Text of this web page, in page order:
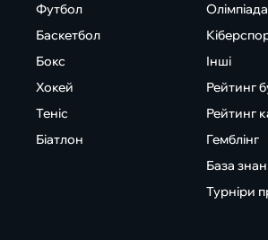
Футбол
Баскетбол
Бокс
Хокей
Теніс
Біатлон
Олімпіада
Інші
Рейтинг
Рейтинг
Гемблінг
База
Турніри